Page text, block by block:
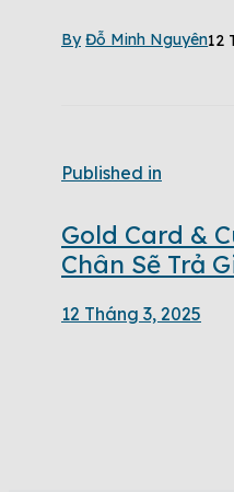
By Đỗ Minh Nguyên12
Published in
Gold Card &
Chân Sẽ Trả
12 Tháng 3, 2025